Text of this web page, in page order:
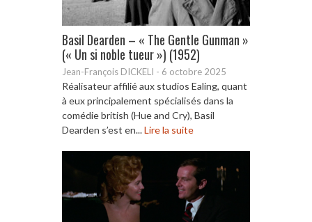
Basil Dearden – « The Gentle Gunman »
(« Un si noble tueur ») (1952)
Jean-François DICKELI - 6 octobre 2025
Réalisateur affilié aux studios Ealing, quant
à eux principalement spécialisés dans la
comédie british (Hue and Cry), Basil
Dearden s’est en...Lire la suite